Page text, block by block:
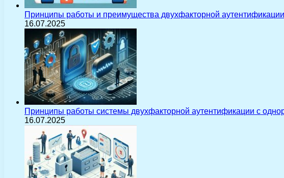
Принципы работы и преимущества двухфакторной
16.07.2025
Принципы работы системы двухфакторной аутентификации с
16.07.2025